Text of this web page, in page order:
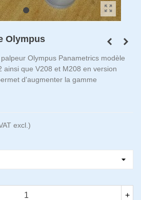
Olympus
Olympus Panametrics modèle
ainsi que V208 et M208 en version
d'augmenter la gamme
excl.)
+